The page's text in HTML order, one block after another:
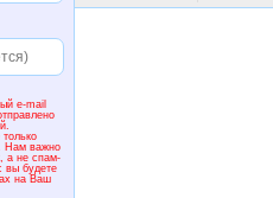
e-mail
Нам важно
а не спам-
вы будете
на Ваш